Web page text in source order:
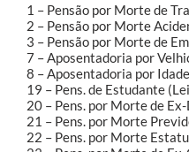
1 – Pensão por Morte de
2 – Pensão por Morte
3 – Pensão por Morte de
7 – Aposentadoria por
8 – Aposentadoria por
19 – Pens. de Estudante
20 – Pens. por Morte de
21 – Pens. por Morte
22 – Pens. por Morte